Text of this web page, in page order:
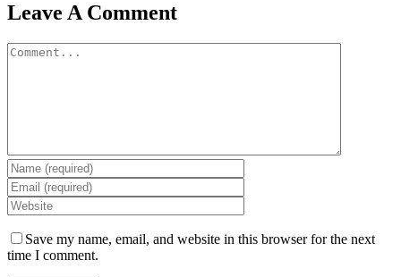
Leave A Comment
Comment
Save my name, email, and website in this browser for the next
time I comment.